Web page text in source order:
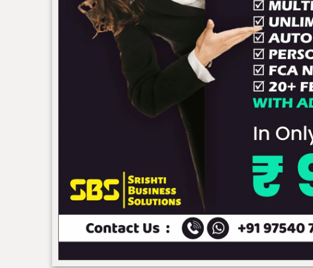
न
ला
इ
न
प्र
वे
श
प्र
क्रि
की
म
य
-
णी
भी
री